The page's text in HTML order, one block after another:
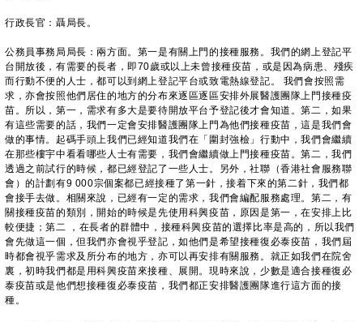
行政長官：聶局長。
公務員事務局局長：兩方面。第一是有關上門的接種服務。我們的網上登記平
台開放後，有需要的長者，即70歲或以上未曾接種疫苗，或是因為病患、殘疾
而行動不便的人士，都可以到網上登記平台或致電熱線登記。 我們會按照需
求，亦會按照他們居住的地方的分布來逐區逐區安排外展醫護團隊上門接種疫
苗。所以，第一，需求有多大是要待開放平台予登記後才會知道。第二，如果
有這些需要的話，我們一定會安排醫護團隊上門為他們接種疫苗，這是我們會
做的事情。起碼手頭上我們已經知道我們在「圍封強檢」行動中，我們會繼續
在那些樓宇中看看哪些人士有需要，我們會繼續做上門接種疫苗。第二，我們
透過之前試行的時候，都已經登記了一些人士。另外，社聯（香港社會服務聯
會）的計劃有9 000宗個案都已經接種了第一針，接着下來的第二針，我們都
會接手去做。相關來說，已經有一定的需求，我們會編配服務處理。第二，有
關接種疫苗的類別，開始的時候是先使用科興疫苗，原因是第一，在安排上比
較便捷；第二 ，在長者的群體中，接種科興疫苗的選擇比率是高的，所以我們
會先做這一個，但我們亦會視乎登記，如他們是希望接種復必泰疫苗，我們屆
時都會視乎需求及所分布的地方，亦可以再安排有關服務。就正如我們在院舍
裏，初時我們都是用科興疫苗來接種、展開。現時來說，少數是適合接種復必
泰疫苗或是他們想接種復必泰疫苗，我們都正安排醫護團隊進行這方面的接
種。